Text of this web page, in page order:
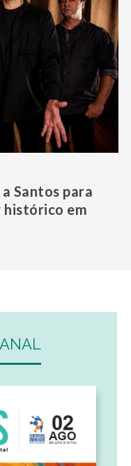
Santos para
histórico em